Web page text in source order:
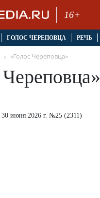
16+
ГОЛОС ЧЕРЕПОВЦА РЕЧЬ
«Голос Череповца»
30 июня 2026 г. №25 (2311)